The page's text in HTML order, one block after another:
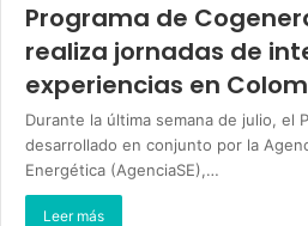
Programa de
realiza jornadas de
experiencias en
Durante la última semana de julio, el
desarrollado en conjunto por la
Energética (AgenciaSE),…
Leer más